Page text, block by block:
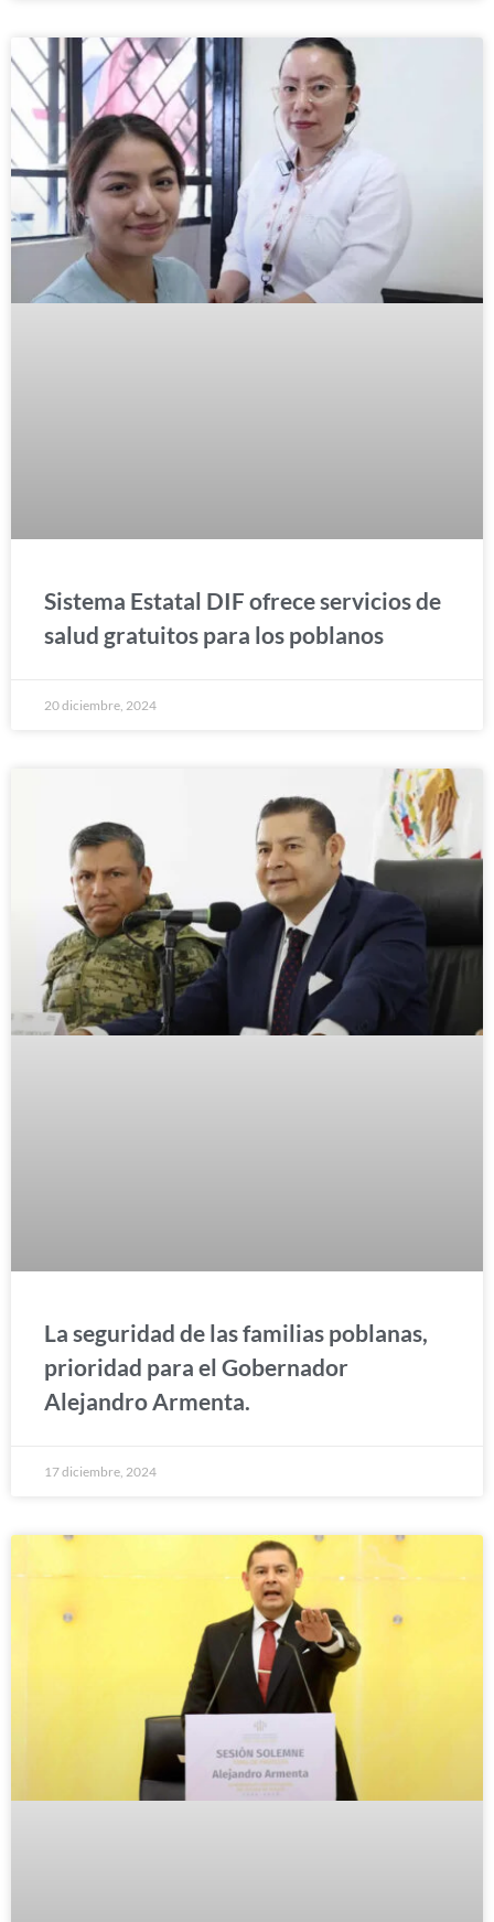
Sistema Estatal DIF ofrece servicios de
salud gratuitos para los poblanos
20 diciembre, 2024
La seguridad de las familias poblanas,
prioridad para el Gobernador
Alejandro Armenta.
17 diciembre, 2024